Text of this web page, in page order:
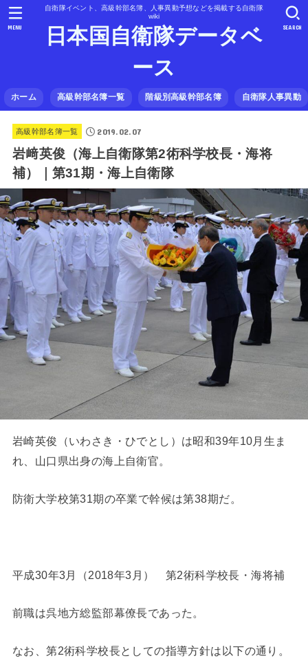
自衛隊イベント、高級幹部名簿、人事異動予想などを掲載する自衛隊
wiki
日本国自衛隊データベ
ース
ホーム 高級幹部名簿一覧 階級別高級幹部名簿 自衛隊人事異動
SEARCH
MENU
高級幹部名簿一覧 2019.02.07
岩﨑英俊（海上自衛隊第2術科学校長・海将
補）｜第31期・海上自衛隊
岩崎英俊（いわさき・ひでとし）は昭和39年10月生ま
れ、山口県出身の海上自衛官。
防衛大学校第31期の卒業で幹候は第38期だ。
平成30年3月（2018年3月） 第2術科学校長・海将補
前職は呉地方総監部幕僚長であった。
なお、第2術科学校長としての指導方針は以下の通り。